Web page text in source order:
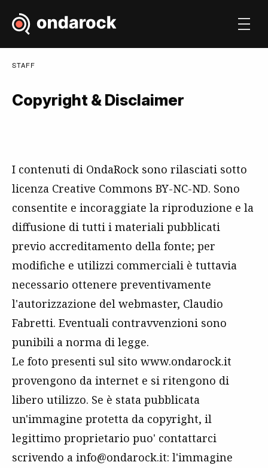
STAFF
Copyright & Disclaimer
I contenuti di OndaRock sono rilasciati sotto
licenza Creative Commons BY-NC-ND. Sono
consentite e incoraggiate la riproduzione e la
diffusione di tutti i materiali pubblicati
previo accreditamento della fonte; per
modifiche e utilizzi commerciali è tuttavia
necessario ottenere preventivamente
l'autorizzazione del webmaster, Claudio
Fabretti. Eventuali contravvenzioni sono
punibili a norma di legge.
Le foto presenti sul sito www.ondarock.it
provengono da internet e si ritengono di
libero utilizzo. Se è stata pubblicata
un'immagine protetta da copyright, il
legittimo proprietario puo' contattarci
scrivendo a info@ondarock.it: l'immagine